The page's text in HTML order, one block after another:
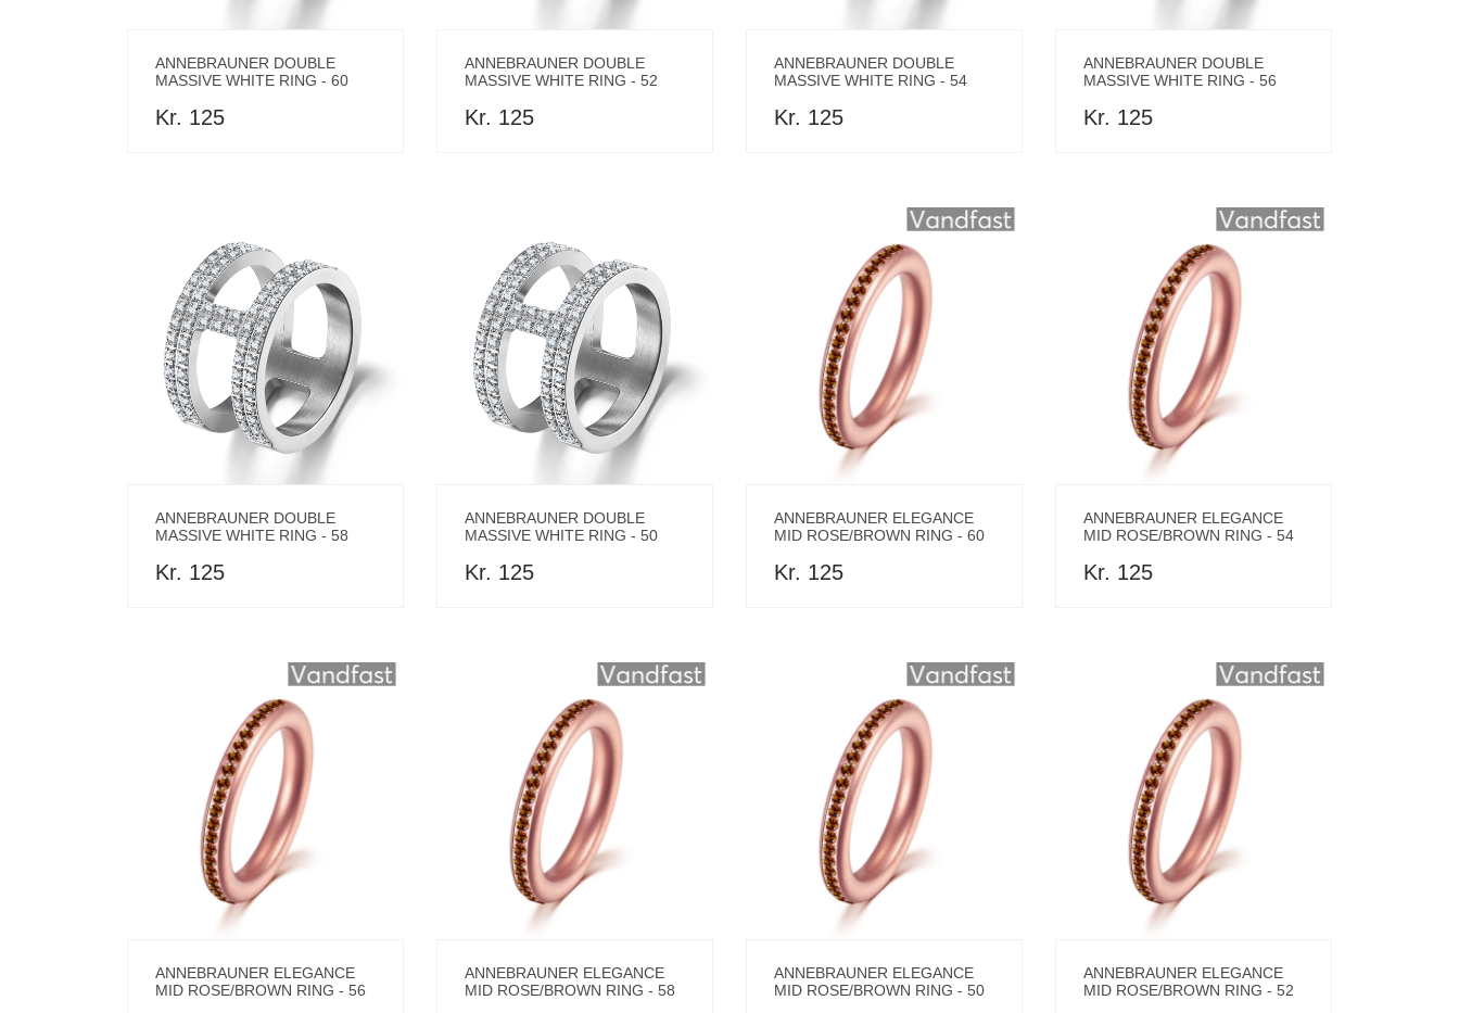
ANNEBRAUNER DOUBLE
MASSIVE WHITE RING - 60
Kr. 125
ANNEBRAUNER DOUBLE
MASSIVE WHITE RING - 52
Kr. 125
ANNEBRAUNER DOUBLE
MASSIVE WHITE RING - 54
Kr. 125
ANNEBRAUNER DOUBLE
MASSIVE WHITE RING - 56
Kr. 125
ANNEBRAUNER DOUBLE
MASSIVE WHITE RING - 58
Kr. 125
ANNEBRAUNER DOUBLE
MASSIVE WHITE RING - 50
Kr. 125
ANNEBRAUNER ELEGANCE
MID ROSE/BROWN RING - 60
Kr. 125
ANNEBRAUNER ELEGANCE
MID ROSE/BROWN RING - 54
Kr. 125
ANNEBRAUNER ELEGANCE
MID ROSE/BROWN RING - 56
ANNEBRAUNER ELEGANCE
MID ROSE/BROWN RING - 58
ANNEBRAUNER ELEGANCE
MID ROSE/BROWN RING - 50
ANNEBRAUNER ELEGANCE
MID ROSE/BROWN RING - 52